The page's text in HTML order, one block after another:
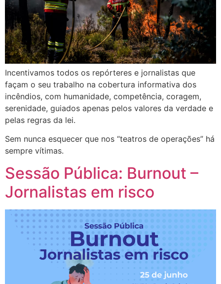
Incentivamos todos os repórteres e jornalistas que
façam o seu trabalho na cobertura informativa dos
incêndios, com humanidade, competência, coragem,
serenidade, guiados apenas pelos valores da verdade e
pelas regras da lei.
Sem nunca esquecer que nos “teatros de operações” há
sempre vítimas.
Sessão Pública: Burnout –
Jornalistas em risco